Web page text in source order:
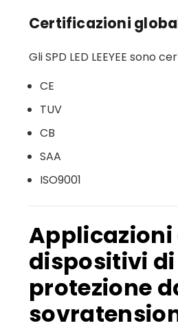
Certificazioni
Gli SPD LED LEEYEE sono
CE
TUV
CB
SAA
ISO9001
Applicazioni
dispositivi di
protezione